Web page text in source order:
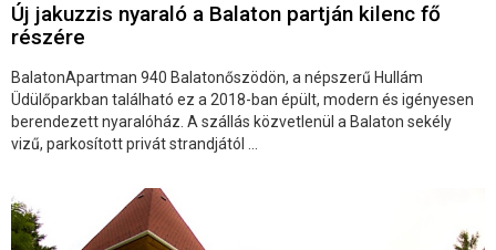
Új jakuzzis nyaraló a Balaton partján kilenc fő
részére
BalatonApartman 940 Balatonőszödön, a népszerű Hullám
Üdülőparkban található ez a 2018-ban épült, modern és igényesen
berendezett nyaralóház. A szállás közvetlenül a Balaton sekély
vizű, parkosított privát strandjától ...